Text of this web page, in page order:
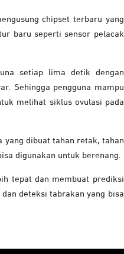
chipset terbaru yang
baru seperti sensor pelacak
setiap lima detik dengan
Sehingga pengguna mampu
melihat siklus ovulasi pada
dibuat tahan retak, tahan
digunakan untuk berenang.
tepat dan membuat prediksi
deteksi tabrakan yang bisa